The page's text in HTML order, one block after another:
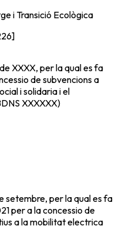
i Transició Ecològica
XXXX, per la qual es fa
de subvencions a
i solidaria i el
XXXXXX)
setembre, per la qual es fa
per a la concessio de
a la mobilitat electrica